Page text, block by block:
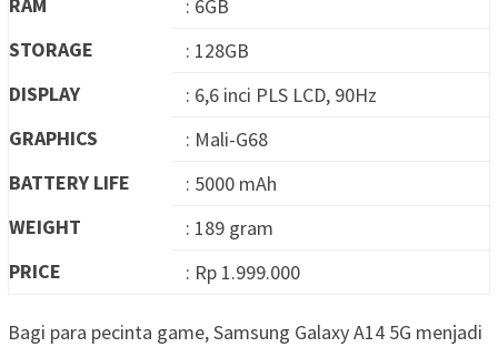
RAM
: 6GB
STORAGE
: 128GB
DISPLAY
: 6,6 inci PLS LCD, 90Hz
GRAPHICS
: Mali-G68
BATTERY LIFE
: 5000 mAh
WEIGHT
: 189 gram
PRICE
: Rp 1.999.000
Bagi para pecinta game, Samsung Galaxy A14 5G menjadi